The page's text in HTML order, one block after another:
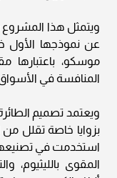
ويتمثل هذا المشروع
عن نموذجها
موسكو، باعتبارها
المنافسة في الأسواق
ويعتمد تصميم
بزوايا خاصة تقلل من
استخدمت في
المقوى بالليثيوم،